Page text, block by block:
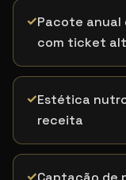
✓Pacote
com ticket
✓Estética
receita
✓